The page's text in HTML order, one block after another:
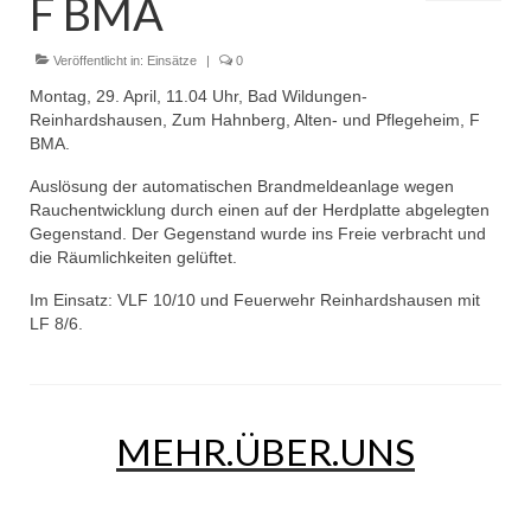
Dienstplan
Einsätze
Einsatzstichworte
Infos
Dienstplan
Gründung Jugendfeuerwehr 1996
Kinderfeuerwehr
F BMA
Veröffentlicht in: Einsätze | 0
Montag, 29. April, 11.04 Uhr, Bad Wildungen-
Reinhardshausen, Zum Hahnberg, Alten- und Pflegeheim, F
BMA.
Auslösung der automatischen Brandmeldeanlage wegen
Rauchentwicklung durch einen auf der Herdplatte abgelegten
Gegenstand. Der Gegenstand wurde ins Freie verbracht und
die Räumlichkeiten gelüftet.
Im Einsatz: VLF 10/10 und Feuerwehr Reinhardshausen mit
LF 8/6.
MEHR.ÜBER.UNS